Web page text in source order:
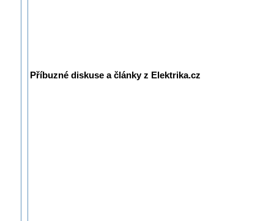
Příbuzné diskuse a články z Elektrika.cz